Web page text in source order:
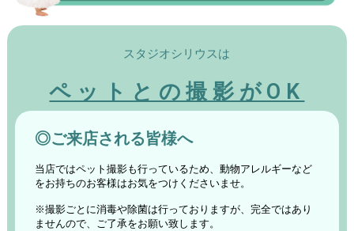
スタジオシリウスは
ペットとの撮影がOK
◎ご来店される皆様へ
当店ではペット撮影も行っているため、動物アレルギーなど
をお持ちのお客様はお気をつけくださいませ。
※撮影ごとに消毒や除菌は行っておりますが、完全ではあり
ませんので、ご了承をお願い致します。